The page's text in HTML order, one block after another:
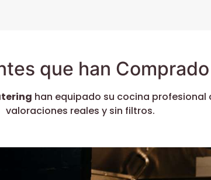
que han
han equipado su cocina profesional
valoraciones reales y sin filtros.